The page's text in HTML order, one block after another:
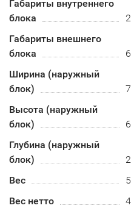
Габариты внутреннего
блока
Габариты внешнего
блока
Ширина (наружный
блок)
Высота (наружный
блок)
Глубина (наружный
блок)
Вес
Вес нетто